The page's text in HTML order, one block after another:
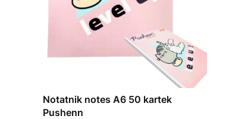
Notatnik notes A6 50 kartek
Pushenn